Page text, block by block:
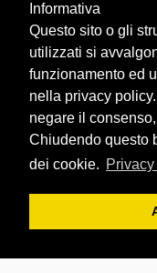
Informativa
Questo sito o gli
utilizzati si
funzionamento ed
nella privacy
negare il
Chiudendo questo
dei cookie.
L'OSSERVATORIO